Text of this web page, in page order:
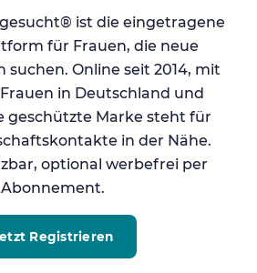
ist die eingetragene
für Frauen, die neue
suchen. Online seit 2014, mit
in Deutschland und
geschützte Marke steht für
in der Nähe.
optional werbefrei per
Abonnement.
Registrieren